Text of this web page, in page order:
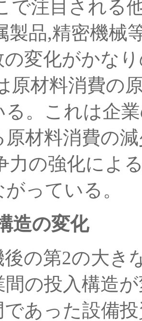
で注目される
製品,精密機械
の変化がかな
原材料消費の
る。これは企
材料消費の
力の強化によ
っている。
造の変化
の第2の大き
間の投入構造
であった設備